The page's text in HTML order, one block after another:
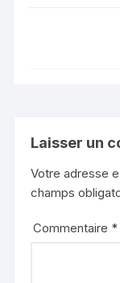
Laisser un
Votre adresse
champs
Commentaire *